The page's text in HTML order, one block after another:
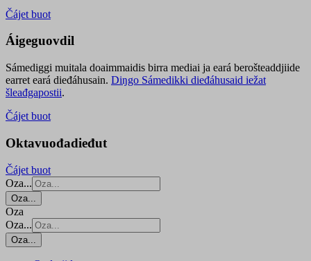
Čájet buot
Áigeguovdil
Sámediggi muitala doaimmaidis birra mediai ja eará berošteaddjiide
earret eará dieđáhusain. Diŋgo Sámedikki dieđáhusaid iežat
šleađgapostii.
Čájet buot
Oktavuođadieđut
Čájet buot
Oza...
Oza...
Oza
Oza...
Oza...